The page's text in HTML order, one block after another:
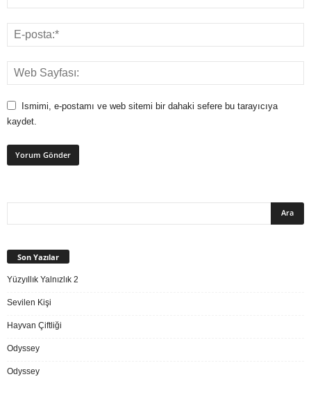
Ismimi, e-postamı ve web sitemi bir dahaki sefere bu tarayıcıya
kaydet.
Son Yazılar
Yüzyıllık Yalnızlık 2
Sevilen Kişi
Hayvan Çiftliği
Odyssey
Odyssey